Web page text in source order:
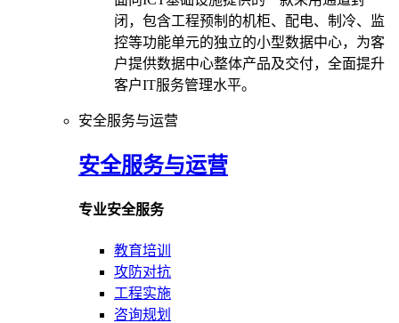
闭，包含工程预制的机柜、配电、制冷、监
控等功能单元的独立的小型数据中心，为客
户提供数据中心整体产品及交付，全面提升
客户IT服务管理水平。
安全服务与运营
安全服务与运营
专业安全服务
教育培训
攻防对抗
工程实施
咨询规划